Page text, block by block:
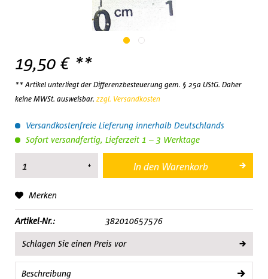
19,50 € **
** Artikel unterliegt der Differenzbesteuerung gem. § 25a UStG. Daher
keine MWSt. ausweisbar. zzgl. Versandkosten
Versandkostenfreie Lieferung innerhalb Deutschlands
Sofort versandfertig, Lieferzeit 1 – 3 Werktage
In den Warenkorb
Merken
Artikel-Nr.: 382010657576
Schlagen Sie einen Preis vor
Beschreibung